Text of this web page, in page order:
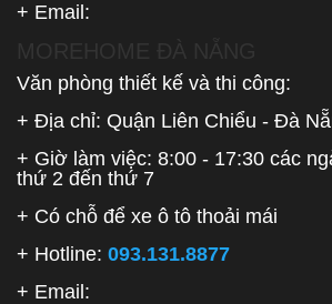
+ Email:
Văn phòng thiết kế và thi công:
+ Địa chỉ: Quận Liên Chiểu - Đà
+ Giờ làm việc: 8:00 - 17:30 các
thứ 2 đến thứ 7
+ Có chỗ để xe ô tô thoải mái
+ Hotline: 093.131.8877
+ Email: